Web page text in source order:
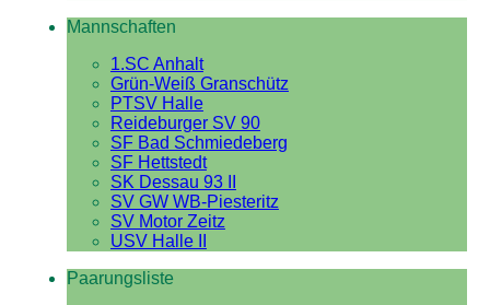
Mannschaften
1.SC Anhalt
Grün-Weiß Granschütz
PTSV Halle
Reideburger SV 90
SF Bad Schmiedeberg
SF Hettstedt
SK Dessau 93 II
SV GW WB-Piesteritz
SV Motor Zeitz
USV Halle II
Paarungsliste